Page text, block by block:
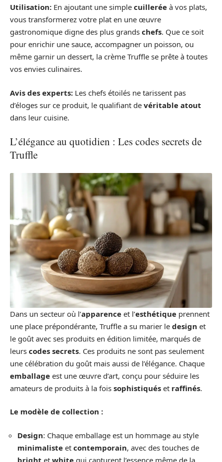
Utilisation: En ajoutant une simple cuillerée à vos plats,
vous transformerez votre plat en une œuvre
gastronomique digne des plus grands chefs. Que ce soit
pour enrichir une sauce, accompagner un poisson, ou
même garnir un dessert, la crème Truffle se prête à toutes
vos envies culinaires.
Avis des experts: Les chefs étoilés ne tarissent pas
d’éloges sur ce produit, le qualifiant de véritable atout
dans leur cuisine.
L’élégance au quotidien : Les codes secrets de
Truffle
Dans un secteur où l’apparence et l’esthétique prennent
une place prépondérante, Truffle a su marier le design et
le goût avec ses produits en édition limitée, marqués de
leurs codes secrets. Ces produits ne sont pas seulement
une célébration du goût mais aussi de l’élégance. Chaque
emballage est une œuvre d’art, conçu pour séduire les
amateurs de produits à la fois sophistiqués et raffinés.
Le modèle de collection :
Design: Chaque emballage est un hommage au style
minimaliste et contemporain, avec des touches de
bright et white qui capturent l’essence même de la